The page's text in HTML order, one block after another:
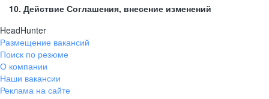
10. Действие Соглашения, внесение изменений
HeadHunter
Размещение вакансий
Поиск по резюме
О компании
Наши вакансии
Реклама на сайте